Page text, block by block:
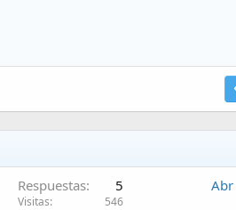
Respuestas 5
Visitas 546